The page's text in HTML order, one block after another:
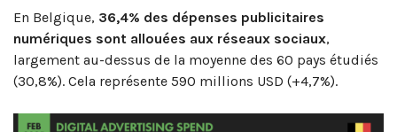
En Belgique, 36,4% des dépenses publicitaires
numériques sont allouées aux réseaux sociaux,
largement au-dessus de la moyenne des 60 pays étudiés
(30,8%). Cela représente 590 millions USD (+4,7%).